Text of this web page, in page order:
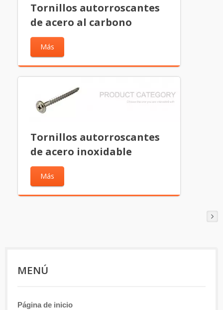
Tornillos autorroscantes
de acero al carbono
Más
Tornillos autorroscantes
de acero inoxidable
Más
MENÚ
Página de inicio